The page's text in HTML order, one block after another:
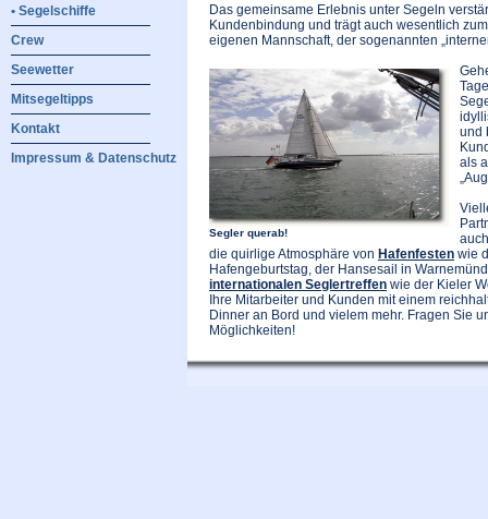
• Segelschiffe
Crew
Seewetter
Mitsegeltipps
Kontakt
Impressum & Datenschutz
Das gemeinsame Erlebnis unter Segeln
Kundenbindung und trägt auch wesentlich
eigenen Mannschaft, der sogenannten
Segler querab!
und
als
die quirlige Atmosphäre von Hafenfesten wie
Hafengeburtstag, der Hansesail in
internationalen Seglertreffen wie der Kieler
Ihre Mitarbeiter und Kunden mit einem
Dinner an Bord und vielem mehr. Fragen Sie
Möglichkeiten!